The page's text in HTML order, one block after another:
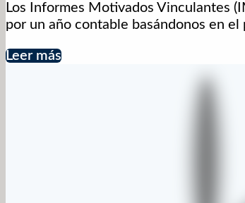
Los Informes Motivados Vinculantes
por un año contable basándonos en
Leer más